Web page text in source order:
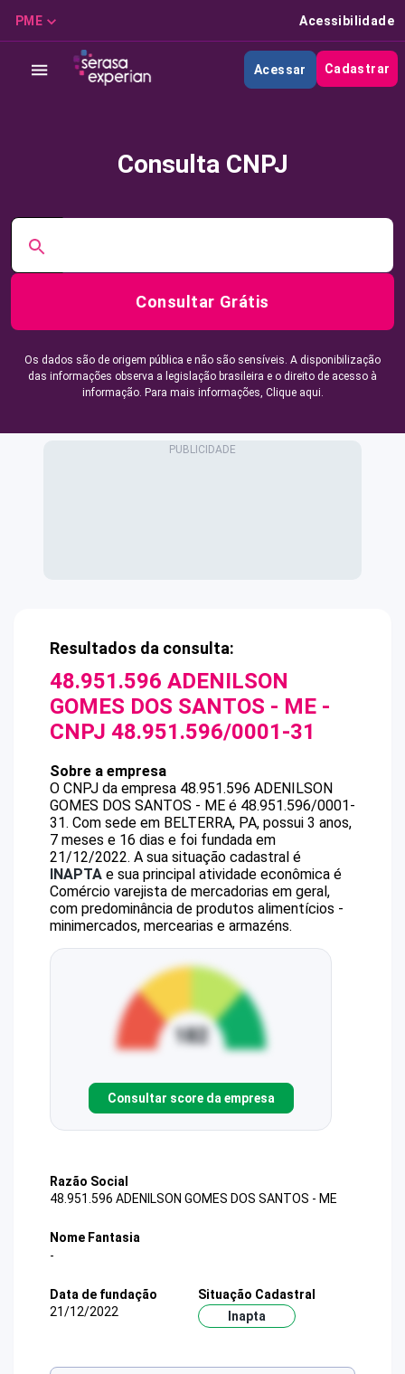
PME Acessibilidade
Acessar Cadastrar
Consulta CNPJ
Consultar Grátis
Os dados são de origem pública e não são sensíveis. A disponibilização
das informações observa a legislação brasileira e o direito de acesso à
informação. Para mais informações, Clique aqui.
Resultados da consulta:
48.951.596 ADENILSON
GOMES DOS SANTOS - ME -
CNPJ 48.951.596/0001-31
Sobre a empresa
O CNPJ da empresa 48.951.596 ADENILSON
GOMES DOS SANTOS - ME é 48.951.596/0001-
31. Com sede em BELTERRA, PA, possui 3 anos,
7 meses e 16 dias e foi fundada em
21/12/2022. A sua situação cadastral é
INAPTA e sua principal atividade econômica é
Comércio varejista de mercadorias em geral,
com predominância de produtos alimentícios -
minimercados, mercearias e armazéns.
Consultar score da empresa
Razão Social
48.951.596 ADENILSON GOMES DOS SANTOS - ME
Nome Fantasia
-
Data de fundação
21/12/2022
Situação Cadastral
Inapta